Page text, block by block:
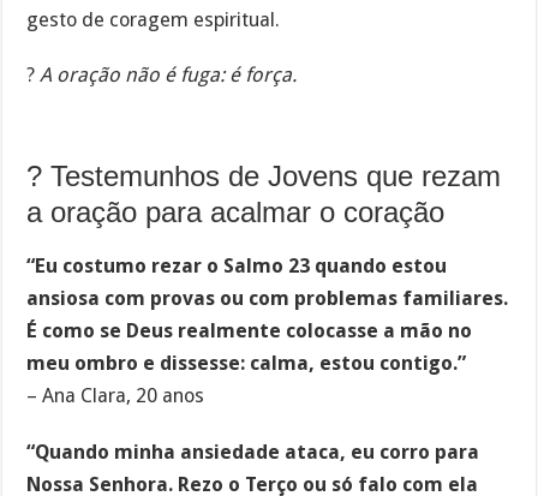
gesto de coragem espiritual.
?A oração não é fuga: é força.
? Testemunhos de Jovens que rezam
a oração para acalmar o coração
“Eu costumo rezar o Salmo 23 quando estou
ansiosa com provas ou com problemas familiares.
É como se Deus realmente colocasse a mão no
meu ombro e dissesse: calma, estou contigo.”
– Ana Clara, 20 anos
“Quando minha ansiedade ataca, eu corro para
Nossa Senhora. Rezo o Terço ou só falo com ela